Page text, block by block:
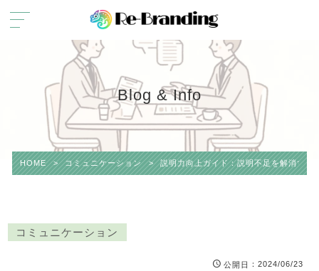
Blog & Info
HOME > コミュニケーション > 説明力向上ガイド：説明不足を解消する
コミュニケーション
公開日 ：2024/06/23